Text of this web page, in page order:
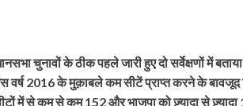
चुनावों के ठीक पहले जारी हुए दो सर्वेक्षणों में
वर्ष 2016 के मुक़ाबले कम सीटें प्राप्त करने के
में से कम से कम 152 और भाजपा को ज़्यादा से ज़्यादा